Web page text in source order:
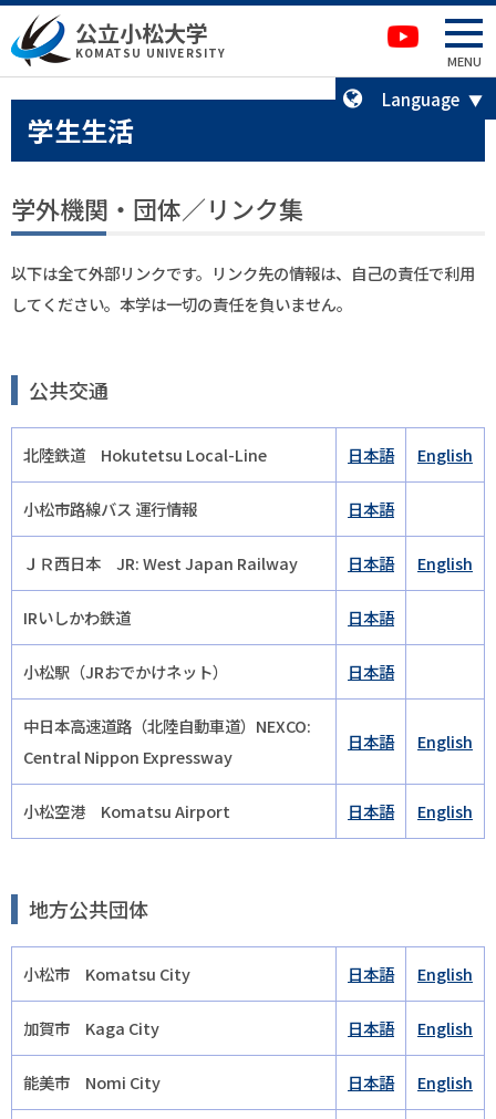
本文へ移動 サイトマップへ移動
公立小松大学
KOMATSU UNIVERSITY MENU
卒業生の方へ
Language
学生生活
学外機関・団体／リンク集
以下は全て外部リンクです。リンク先の情報は、自己の責任で利用
してください。本学は一切の責任を負いません。
公共交通
北陸鉄道 Hokutetsu Local-Line 日本語 English
小松市路線バス 運行情報 日本語
ＪＲ西日本 JR: West Japan Railway 日本語 English
IRいしかわ鉄道 日本語
小松駅（JRおでかけネット） 日本語
中日本高速道路（北陸自動車道）NEXCO:
Central Nippon Expressway
日本語 English
小松空港 Komatsu Airport 日本語 English
地方公共団体
小松市 Komatsu City 日本語 English
加賀市 Kaga City 日本語 English
能美市 Nomi City 日本語 English